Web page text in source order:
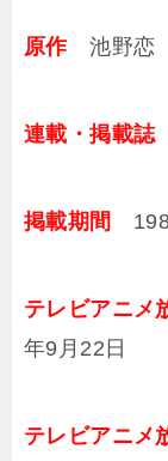
原作池野恋
連載・掲載誌
掲載期間
テレビアニメ
年9月22日
テレビアニメ